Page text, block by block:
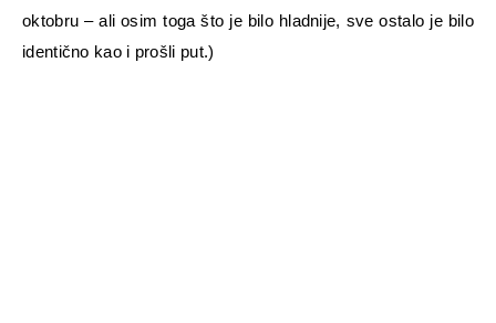
oktobru – ali osim toga što je bilo hladnije, sve ostalo je bilo
identično kao i prošli put.)